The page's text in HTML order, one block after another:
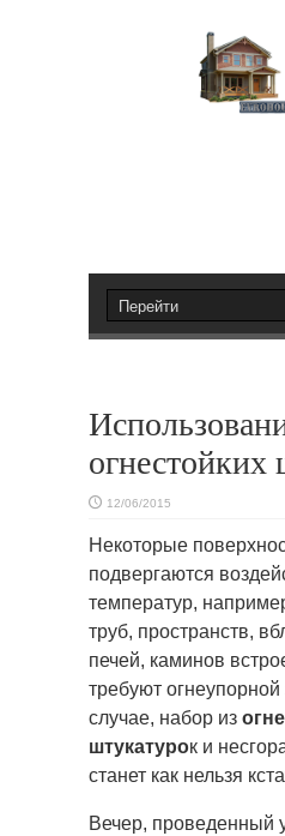
огнестойких
12/06/2015
Некоторые
подвергаются
температур,
труб, пространств,
печей, каминов
требуют
случае, набор из
штукатурок и
станет как нельзя
Вечер, проведенный